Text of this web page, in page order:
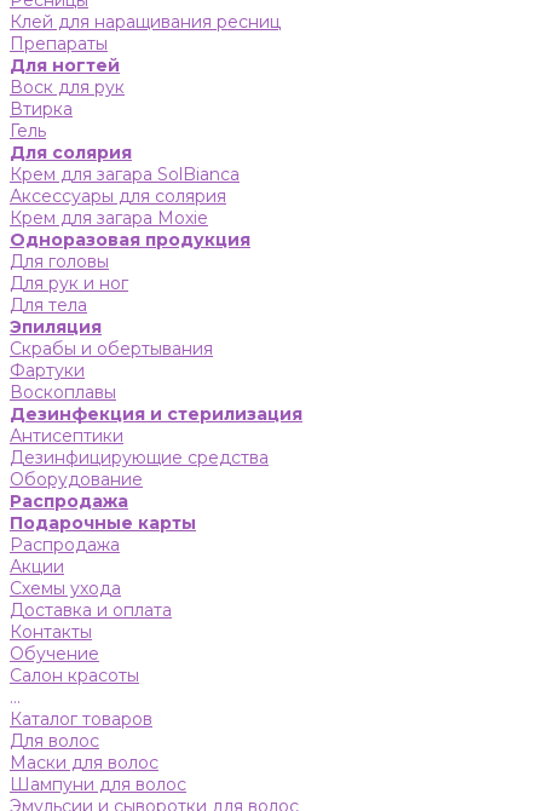
Клей для наращивания ресниц
Препараты
Для ногтей
Воск для рук
Втирка
Гель
Для солярия
Крем для загара SolBianca
Аксессуары для солярия
Крем для загара Moxie
Одноразовая продукция
Для головы
Для рук и ног
Для тела
Эпиляция
Скрабы и обертывания
Фартуки
Воскоплавы
Дезинфекция и стерилизация
Антисептики
Дезинфицирующие средства
Оборудование
Распродажа
Подарочные карты
Распродажа
Акции
Схемы ухода
Доставка и оплата
Контакты
Обучение
Салон красоты
...
Каталог товаров
Для волос
Маски для волос
Шампуни для волос
Эмульсии и сыворотки для волос